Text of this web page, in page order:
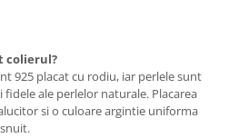
colierul?
925 placat cu rodiu, iar perlele sunt
ale perlelor naturale. Placarea
si o culoare argintie uniforma